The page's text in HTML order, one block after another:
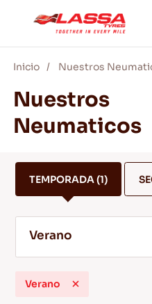
TODOS LOS
DISTRIBUIDORES
Inicio Nuestros
Nuestros
Neumaticos
TEMPORADA(1)
Verano
Verano